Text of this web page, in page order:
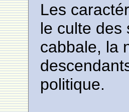
Les
le culte des
cabbale, la
politique.